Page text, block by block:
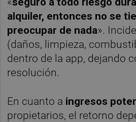
alquiler, entonces no se
preocupar de nada».
(daños, limpieza,
dentro de la app, dejando
resolución.
En cuanto a ingresos
propietarios, el retorno